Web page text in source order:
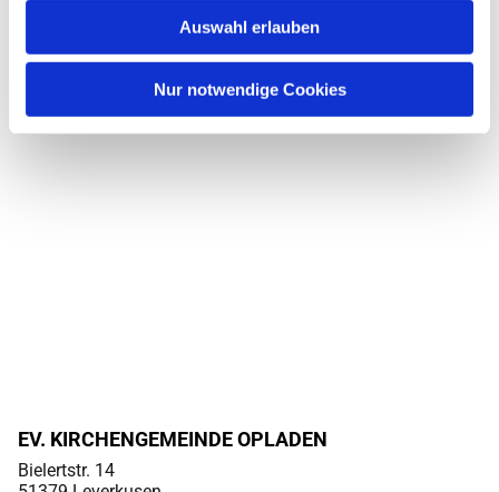
Auswahl erlauben
Nur notwendige Cookies
EV. KIRCHENGEMEINDE OPLADEN
Bielertstr. 14